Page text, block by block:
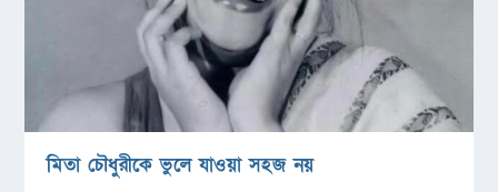
মিতা চৌধুরীকে ভুলে যাওয়া সহজ নয়